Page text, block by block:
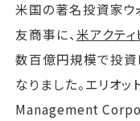
米国の著名投資家ウ
友商事に、 米アクティ
数百億円規模で投
なりました。エリオ
Management